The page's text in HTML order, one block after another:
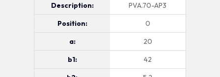
Description: PVA.70-AP3
Position: 0
a: 20
b1: 42